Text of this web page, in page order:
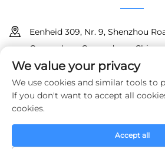
Eenheid 309, Nr. 9, Shenzhou
Guangzhou, Guangdong, China
+86
[email
Kopiereg © 2025 Guangzhou Haoyin
We value your privacy
We use cookies and similar tools to
If you don't want to accept all
cookies.
Accept all